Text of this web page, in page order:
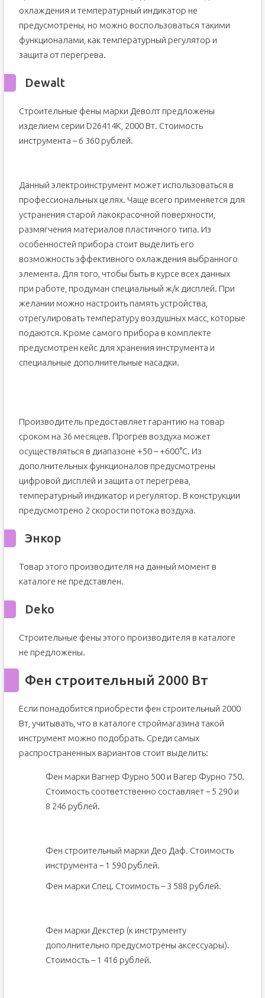
охлаждения и температурный индикатор не
предусмотрены, но можно воспользоваться такими
функционалами, как температурный регулятор и
защита от перегрева.
Dewalt
Строительные фены марки Деволт предложены
изделием серии D26414K, 2000 Вт. Стоимость
инструмента – 6 360 рублей.
Данный электроинструмент может использоваться в
профессиональных целях. Чаще всего применяется для
устранения старой лакокрасочной поверхности,
размягчения материалов пластичного типа. Из
особенностей прибора стоит выделить его
возможность эффективного охлаждения выбранного
элемента. Для того, чтобы быть в курсе всех данных
при работе, продуман специальный ж/к дисплей. При
желании можно настроить память устройства,
отрегулировать температуру воздушных масс, которые
подаются. Кроме самого прибора в комплекте
предусмотрен кейс для хранения инструмента и
специальные дополнительные насадки.
Производитель предоставляет гарантию на товар
сроком на 36 месяцев. Прогрев воздуха может
осуществляться в диапазоне +50 – +600°С. Из
дополнительных функционалов предусмотрены
цифровой дисплей и защита от перегрева,
температурный индикатор и регулятор. В конструкции
предусмотрено 2 скорости потока воздуха.
Энкор
Товар этого производителя на данный момент в
каталоге не представлен.
Deko
Строительные фены этого производителя в каталоге
не предложены.
Фен строительный 2000 Вт
Если понадобится приобрести фен строительный 2000
Вт, учитывать, что в каталоге строймагазина такой
инструмент можно подобрать. Среди самых
распространенных вариантов стоит выделить:
Фен марки Вагнер Фурно 500 и Вагер Фурно 750.
Стоимость соответственно составляет – 5 290 и
8 246 рублей.
Фен строительный марки Део Даф. Стоимость
инструмента – 1 590 рублей.
Фен марки Спец. Стоимость – 3 588 рублей.
Фен марки Декстер (к инструменту
дополнительно предусмотрены аксессуары).
Стоимость – 1 416 рублей.